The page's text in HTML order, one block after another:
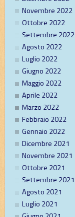
Novembre 2022
Ottobre 2022
Settembre 2022
Agosto 2022
Luglio 2022
Giugno 2022
Maggio 2022
Aprile 2022
Marzo 2022
Febbraio 2022
Gennaio 2022
Dicembre 2021
Novembre 2021
Ottobre 2021
Settembre 2021
Agosto 2021
Luglio 2021